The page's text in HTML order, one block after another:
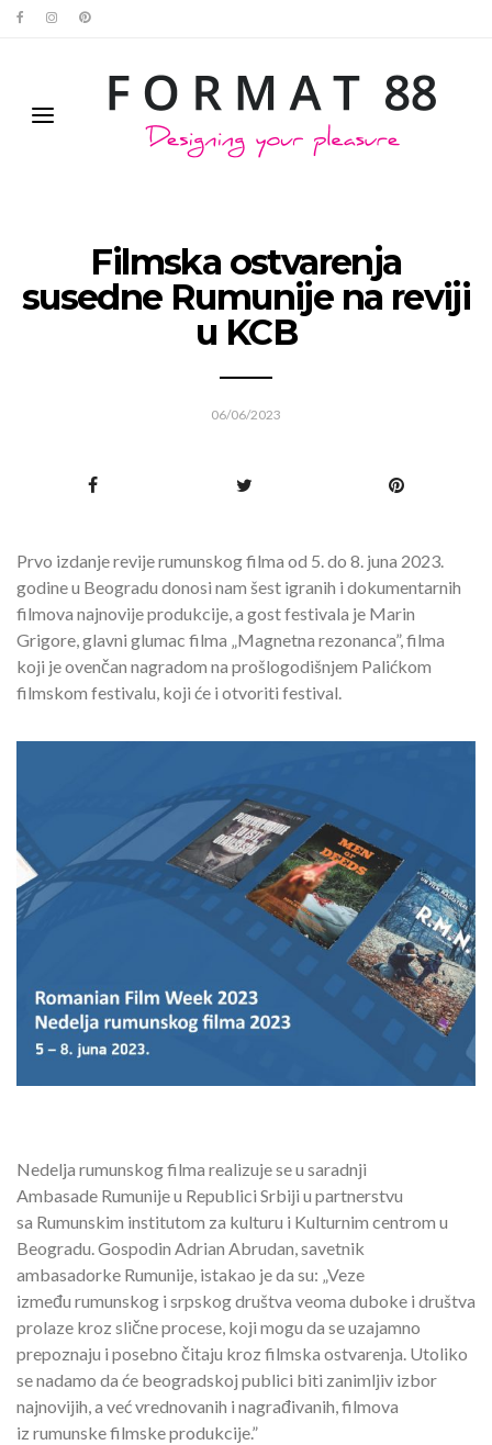
Filmska ostvarenja
susedne Rumunije na reviji
u KCB
06/06/2023
Prvo izdanje revije rumunskog filma od 5. do 8. juna 2023.
godine u Beogradu donosi nam šest igranih i dokumentarnih
filmova najnovije produkcije, a gost festivala je Marin
Grigore, glavni glumac filma „Magnetna rezonanca”, filma
koji je ovenčan nagradom na prošlogodišnjem Palićkom
filmskom festivalu, koji će i otvoriti festival.
Nedelja rumunskog filma realizuje se u saradnji
Ambasade Rumunije u Republici Srbiji u partnerstvu
sa Rumunskim institutom za kulturu i Kulturnim centrom u
Beogradu. Gospodin Adrian Abrudan, savetnik
ambasadorke Rumunije, istakao je da su: „Veze
između rumunskog i srpskog društva veoma duboke i društva
prolaze kroz slične procese, koji mogu da se uzajamno
prepoznaju i posebno čitaju kroz filmska ostvarenja. Utoliko
se nadamo da će beogradskoj publici biti zanimljiv izbor
najnovijih, a već vrednovanih i nagrađivanih, filmova
iz rumunske filmske produkcije.”